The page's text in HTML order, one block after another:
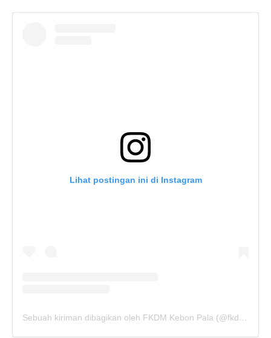
Lihat postingan ini di Instagram
Sebuah kiriman dibagikan oleh FKDM Kebon Pala (@fkdm_kebonpala)